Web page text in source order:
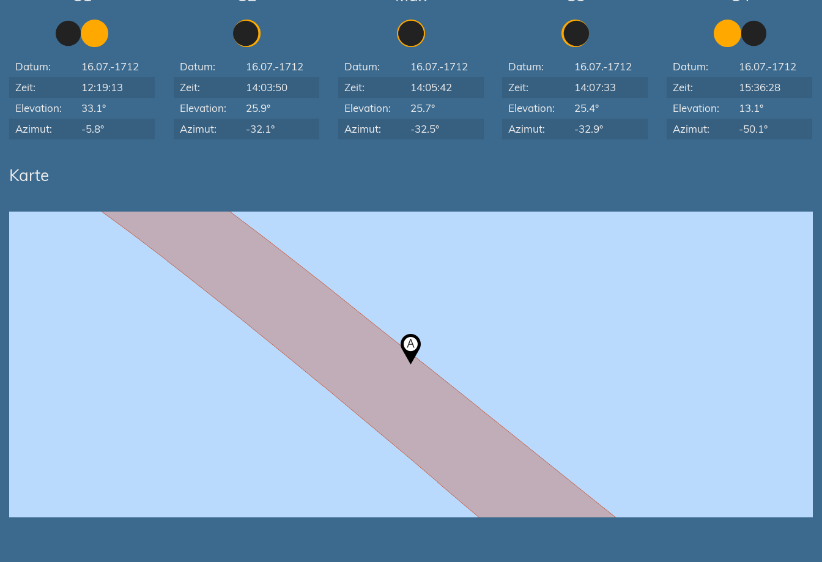
Datum:
16.07.-1712
Zeit:
12:19:13
Elevation:
33.1°
Azimut:
-5.8°
Datum:
16.07.-1712
Zeit:
14:03:50
Elevation:
25.9°
Azimut:
-32.1°
Datum:
16.07.-1712
Zeit:
14:05:42
Elevation:
25.7°
Azimut:
-32.5°
Datum:
16.07.-1712
Zeit:
14:07:33
Elevation:
25.4°
Azimut:
-32.9°
Datum:
16.07.-1712
Zeit:
15:36:28
Elevation:
13.1°
Azimut:
-50.1°
Karte